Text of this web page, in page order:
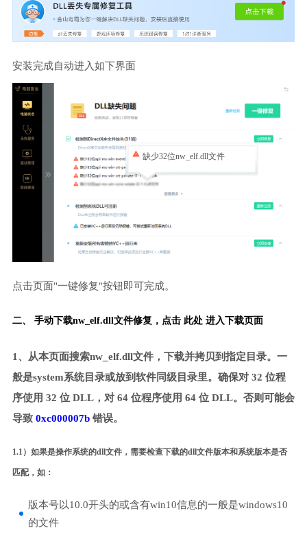
安装完成自动进入如下界面
缺少32位nw_elf.dll文件
点击页面"一键修复"按钮即可完成。
二、 手动下载nw_elf.dll文件修复， 点击 此处 进入下载页面
1、从本页面搜索nw_elf.dll文件，下载并拷贝到指定目录。一
般是system系统目录或放到软件同级目录里。确保对 32 位程
序使用 32 位 DLL，对 64 位程序使用 64 位 DLL。否则可能会
导致 0xc000007b错误。
1.1）如果是操作系统的dll文件，需要检查下载的dll文件版本和系统版本是否
匹配，如：
版本号以10.0开头的或含有win10信息的一般是windows10
的文件